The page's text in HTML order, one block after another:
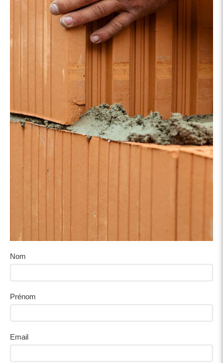
Nom
Prénom
Email